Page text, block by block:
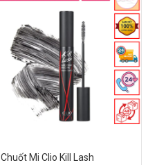
Chuốt Mi Clio Kill Lash